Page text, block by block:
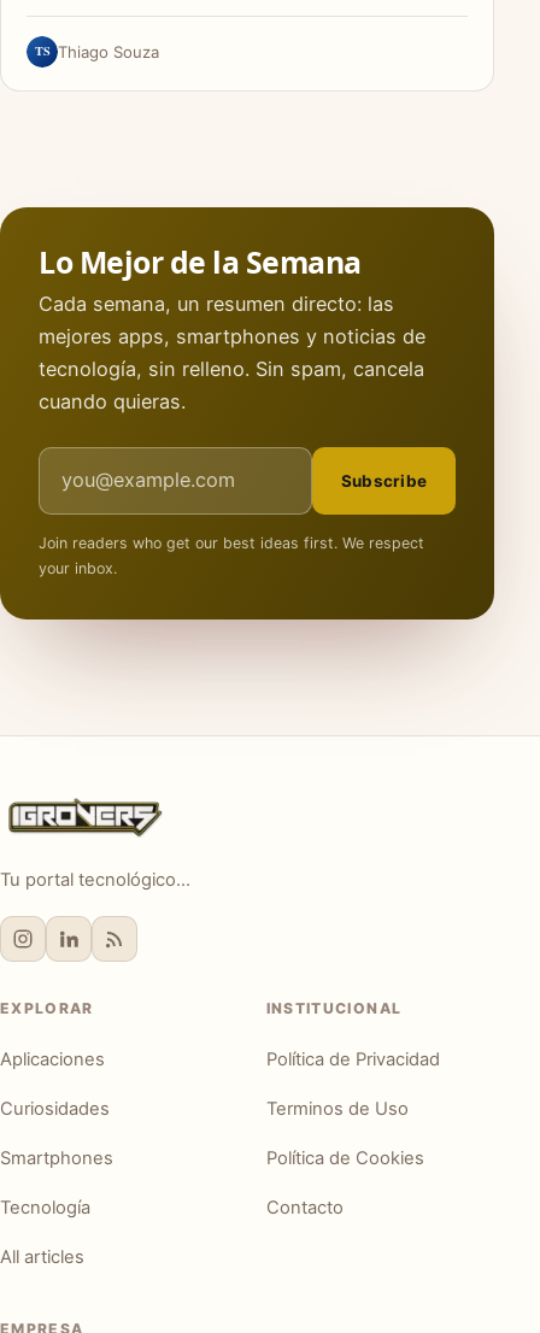
TS Thiago Souza
Lo Mejor de la Semana
Cada semana, un resumen directo: las
mejores apps, smartphones y noticias de
tecnología, sin relleno. Sin spam, cancela
cuando quieras.
Email address
Subscribe
Join readers who get our best ideas first. We respect
your inbox.
Tu portal tecnológico...
EXPLORAR
Aplicaciones
Curiosidades
Smartphones
Tecnología
All articles
INSTITUCIONAL
Política de Privacidad
Terminos de Uso
Política de Cookies
Contacto
EMPRESA